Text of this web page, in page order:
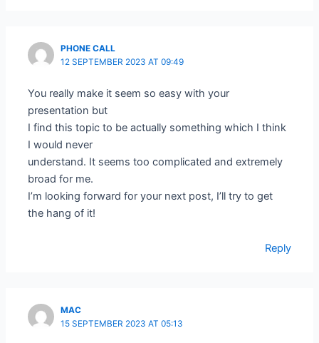
PHONE CALL
12 SEPTEMBER 2023 AT 09:49
You really make it seem so easy with your
presentation but
I find this topic to be actually something which I think
I would never
understand. It seems too complicated and extremely
broad for me.
I’m looking forward for your next post, I’ll try to get
the hang of it!
Reply
MAC
15 SEPTEMBER 2023 AT 05:13